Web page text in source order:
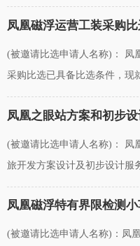
目综合说明 1、项目名称：凤凰磁浮文化旅游项目全息投影设备研
制； 2、项目概况：详
凤凰磁浮运营工装采购
(被邀请比选申请人名称)： 凤凰磁浮文化旅游项目凤凰磁浮运营工装
采购比选已具备比选条件，现
项目综合说明 1、项目名称：凤凰磁浮文化旅游项目凤凰磁浮运营工
装采购； 2、项目概
(被邀请比选申请人名称)： 凤凰磁浮文化旅游项目凤凰之眼站配套文
旅开发方案设计及初步设计服
目进行国内邀请比选。一、项目综合说明 1、项
化旅游项目凤凰之眼
(被邀请比选申请人名称)：凤